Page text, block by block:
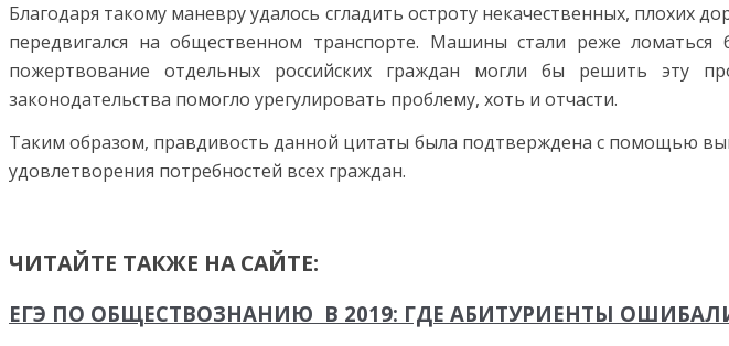
Благодаря такому маневру удалось сгладить остроту некачественных, плохих
передвигался на общественном транспорте. Машины стали реже
пожертвование отдельных российских граждан могли бы решить эту
законодательства помогло урегулировать проблему, хоть и отчасти.
Таким образом, правдивость данной цитаты была подтверждена с помощью
удовлетворения потребностей всех граждан.
ЧИТАЙТЕ ТАКЖЕ НА САЙТЕ:
ЕГЭ ПО ОБЩЕСТВОЗНАНИЮ В 2019: ГДЕ АБИТУРИЕНТЫ